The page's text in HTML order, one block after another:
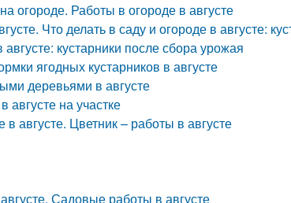
огороде. Работы в огороде в августе
Что делать в саду и огороде в августе:
кустарники после сбора урожая
ягодных кустарников в августе
деревьями в августе
августе на участке
в августе. Цветник – работы в августе
Садовые работы в августе